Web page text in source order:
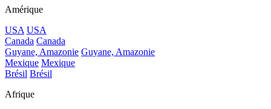
Amérique
USA USA
Canada Canada
Guyane, Amazonie Guyane, Amazonie
Mexique Mexique
Brésil Brésil
Afrique